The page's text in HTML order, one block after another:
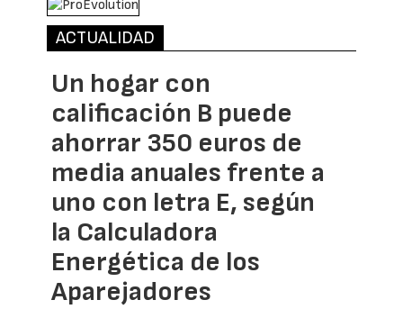
ACTUALIDAD
Un hogar con
calificación B puede
ahorrar 350 euros de
media anuales frente a
uno con letra E, según
la Calculadora
Energética de los
Aparejadores